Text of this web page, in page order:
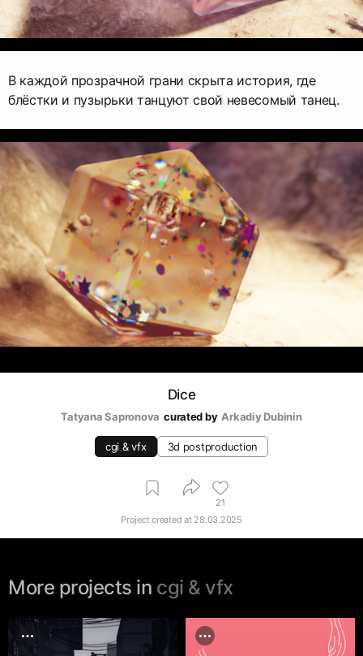
В каждой прозрачной грани скрыта история, где
блёстки и пузырьки танцуют свой невесомый танец.
Dice
Tatyana Sapronova curated by Arkadiy Dubinin
cgi & vfx 3d postproduction
21
Project created at 28.03.2025
More projects in cgi & vfx